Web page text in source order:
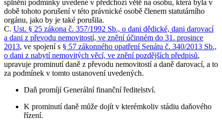
splnění podmínky uvedené v předchozí větě na osobu, která byla v
době tohoto porušení v této právnické osobě členem statutárního
orgánu, jako by je také porušila.
C. Ust. § 25 zákona č. 357/1992 Sb., o dani dědické, dani darovací
a dani z převodu nemovitostí, ve znění účinném do 31. prosince
2013, ve spojení s § 57 zákonného opatření Senátu č. 340/2013 Sb.,
o dani z nabytí nemovitých věcí, ve znění pozdějších předpisů,
upravuje prominutí daně z převodu nemovitostí a daně darovací, a to
za podmínek v tomto ustanovení uvedených.
Daň promíjí Generální finanční ředitelství.
K prominutí daně může dojít v kterémkoliv stádiu daňového
řízení.